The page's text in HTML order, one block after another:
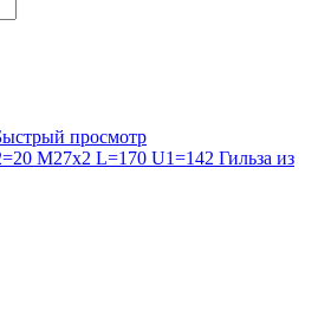
просмотр
M27x2 L=170 U1=142 Гильза из